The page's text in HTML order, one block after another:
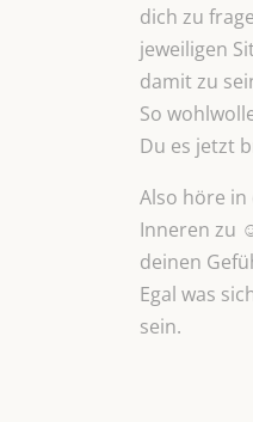
dich zu
jeweiligen
damit zu
So
Du es jetzt
Also höre
Inneren zu
deinen
Egal was
sein.